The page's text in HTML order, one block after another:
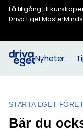
Få tillgång till
Driva Eget MasterMinds
Nyheter
STARTA EGET
Bär du